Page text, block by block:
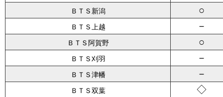
ＢＴＳ新潟 ○
ＢＴＳ上越 －
ＢＴＳ阿賀野 ○
ＢＴＳ刈羽 －
ＢＴＳ津幡 －
ＢＴＳ双葉 ◇